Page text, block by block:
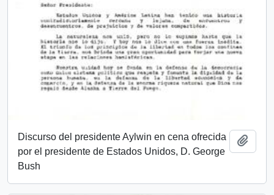
Discurso del presidente Aylwin en cena ofrecida
por el presidente de Estados Unidos, D. George
Bush